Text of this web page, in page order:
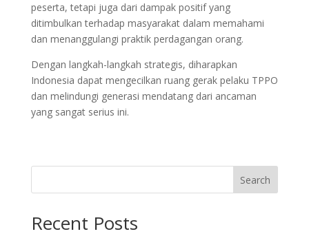
peserta, tetapi juga dari dampak positif yang
ditimbulkan terhadap masyarakat dalam memahami
dan menanggulangi praktik perdagangan orang.
Dengan langkah-langkah strategis, diharapkan
Indonesia dapat mengecilkan ruang gerak pelaku TPPO
dan melindungi generasi mendatang dari ancaman
yang sangat serius ini.
Search
Recent Posts